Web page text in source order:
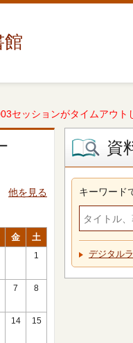
館
セッションがタイムアウ
他を見る
金 土
1
7 8
14 15
資
キーワード
デジタル